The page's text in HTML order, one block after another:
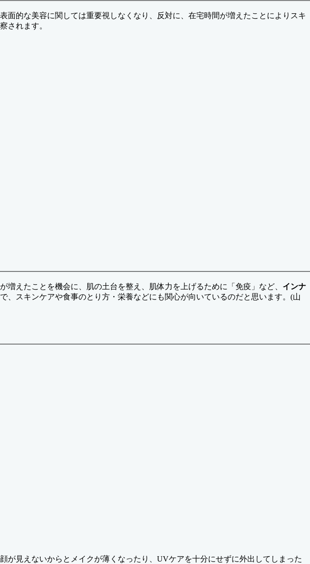
的な美容に関しては重要視しなくなり、反対に、在宅時間が増えたことによりスキ
されます。
えたことを機会に、肌の土台を整え、肌体力を上げるために「免疫」など、 インナ
、スキンケアや食事のとり方・栄養などにも関心が向いているのだと思います。(山
見えないからとメイクが薄くなったり、UVケアを十分にせずに外出してしまった